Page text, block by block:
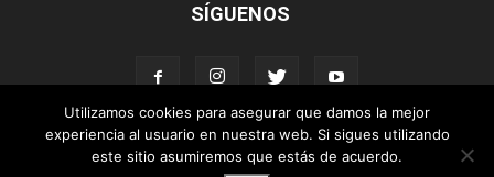
SÍGUENOS
Aviso Legal Política de cookies
Utilizamos cookies para asegurar que damos la mejor
experiencia al usuario en nuestra web. Si sigues utilizando
este sitio asumiremos que estás de acuerdo.